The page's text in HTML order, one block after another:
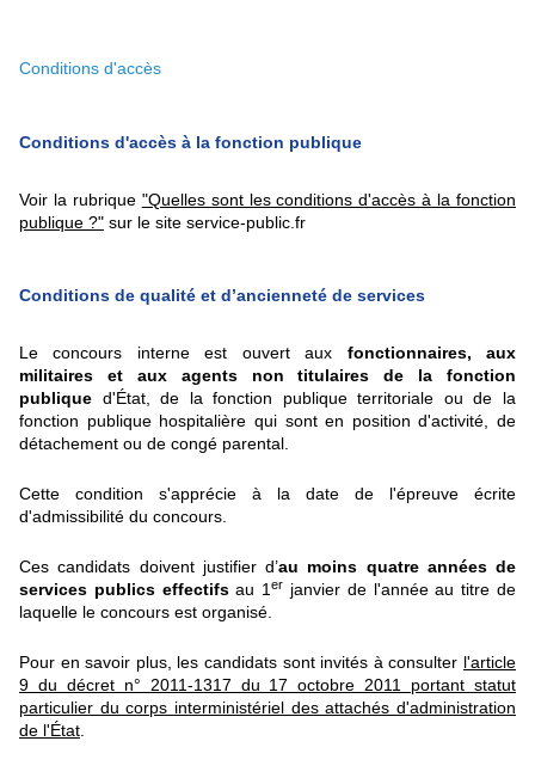
Conditions d'accès
Conditions d'accès à la fonction publique
Voir la rubrique "Quelles sont les conditions d'accès à la fonction
publique ?" sur le site service-public.fr
Conditions de qualité et d’ancienneté de services
Le concours interne est ouvert aux fonctionnaires, aux
militaires et aux agents non titulaires de la fonction
publique d'État, de la fonction publique territoriale ou de la
fonction publique hospitalière qui sont en position d'activité, de
détachement ou de congé parental.
Cette condition s'apprécie à la date de l'épreuve écrite
d'admissibilité du concours.
Ces candidats doivent justifier d’au moins quatre années de
services publics effectifsau 1er janvier de l'année au titre de
laquelle le concours est organisé.
Pour en savoir plus, les candidats sont invités à consulter l'article
9 du décret n° 2011-1317 du 17 octobre 2011 portant statut
particulier du corps interministériel des attachés d'administration
de l'État